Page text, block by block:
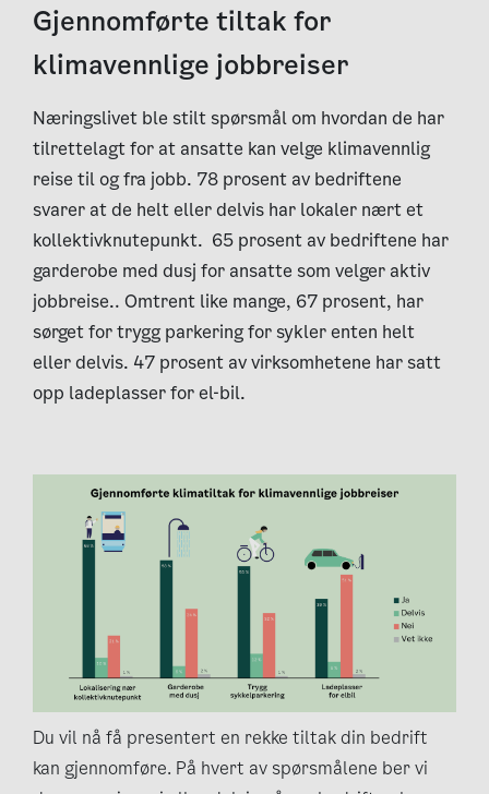
Gjennomførte tiltak for
klimavennlige jobbreiser
Næringslivet ble stilt spørsmål om hvordan de har
tilrettelagt for at ansatte kan velge klimavennlig
reise til og fra jobb. 78 prosent av bedriftene
svarer at de helt eller delvis har lokaler nært et
kollektivknutepunkt. 65 prosent av bedriftene har
garderobe med dusj for ansatte som velger aktiv
jobbreise.. Omtrent like mange, 67 prosent, har
sørget for trygg parkering for sykler enten helt
eller delvis. 47 prosent av virksomhetene har satt
opp ladeplasser for el-bil.
Du vil nå få presentert en rekke tiltak din bedrift
kan gjennomføre. På hvert av spørsmålene ber vi